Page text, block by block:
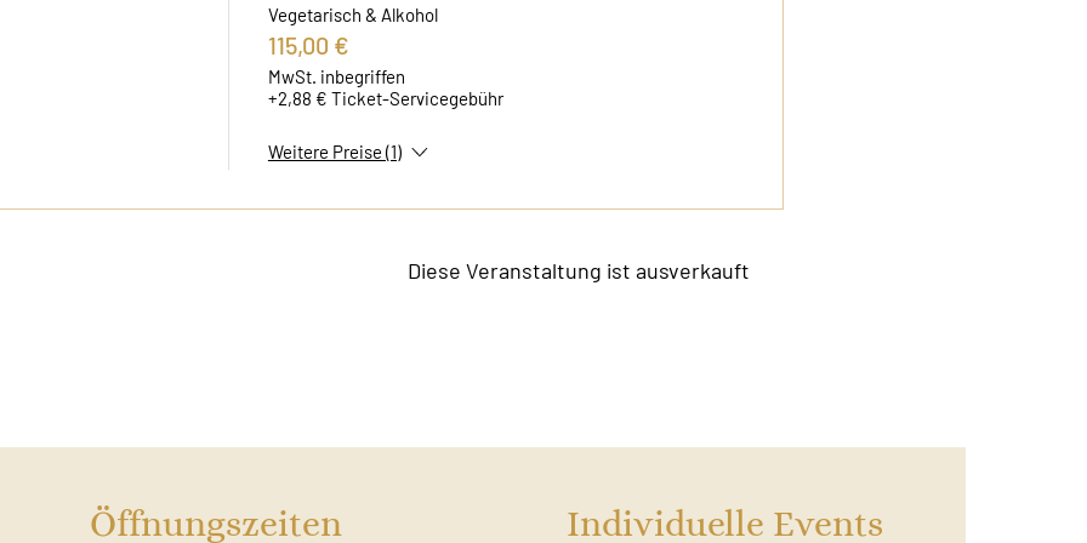
Vegetarisch & Alkohol
115,00 €
MwSt. inbegriffen
+2,88 € Ticket-Servicegebühr
Weitere Preise (1)
Diese Veranstaltung ist ausverkauft
Öffnungszeiten Individuelle Events